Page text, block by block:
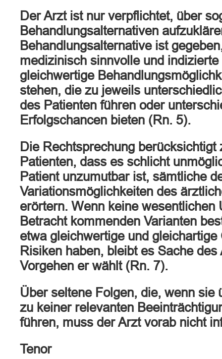
Der Arzt ist nur verpflichtet, über
Behandlungsalternativen
Behandlungsalternative ist
medizinisch sinnvolle und
gleichwertige
stehen, die zu jeweils
des Patienten führen oder
Erfolgschancen bieten (Rn. 5).
Die Rechtsprechung berücksichtigt
Patienten, dass es schlicht
Patient unzumutbar ist, sämtliche
Variationsmöglichkeiten des
erörtern. Wenn keine wesentlichen
Betracht kommenden Varianten
etwa gleichwertige und gleichartige
Risiken haben, bleibt es Sache
Vorgehen er wählt (Rn. 7).
Über seltene Folgen, die, wenn sie
zu keiner relevanten
führen, muss der Arzt vorab nicht
Tenor